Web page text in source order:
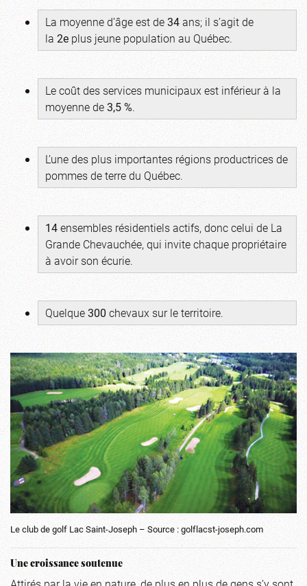
La moyenne d’âge est de34ans; il s’agit de
la 2e plus jeune population au Québec.
Le coût des services municipaux est inférieur à la
moyenne de3,5 %.
L’une des plus importantes régions productrices de
pommes de terre du Québec.
14ensembles résidentiels actifs, donc celui de La
Grande Chevauchée, qui invite chaque propriétaire
à avoir son écurie.
Quelque300 chevaux sur le territoire.
Le club de golf Lac Saint-Joseph – Source : golflacst-joseph.com
Une croissance soutenue